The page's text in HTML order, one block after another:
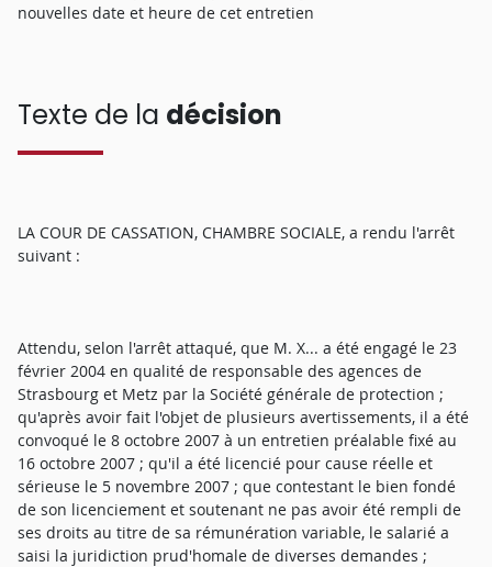
nouvelles date et heure de cet entretien
Texte de la décision
LA COUR DE CASSATION, CHAMBRE SOCIALE, a rendu l'arrêt
suivant :
Attendu, selon l'arrêt attaqué, que M. X... a été engagé le 23
février 2004 en qualité de responsable des agences de
Strasbourg et Metz par la Société générale de protection ;
qu'après avoir fait l'objet de plusieurs avertissements, il a été
convoqué le 8 octobre 2007 à un entretien préalable fixé au
16 octobre 2007 ; qu'il a été licencié pour cause réelle et
sérieuse le 5 novembre 2007 ; que contestant le bien fondé
de son licenciement et soutenant ne pas avoir été rempli de
ses droits au titre de sa rémunération variable, le salarié a
saisi la juridiction prud'homale de diverses demandes ;